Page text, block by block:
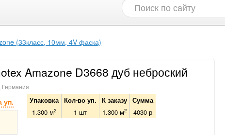
(33класс, 10мм, 4V фаска)
Amazone D3668 дуб неброский
Германия
уп. Упаковка Кол-во уп. К заказу Сумма
1.300 м2 1 шт 1.300 м2 4030 р